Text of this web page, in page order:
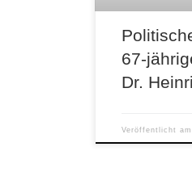
67-
Dr.
Veröffentlicht am